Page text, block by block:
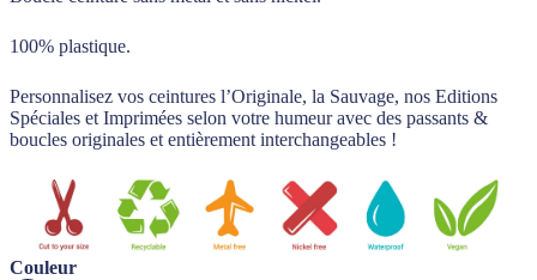
100% plastique.
Personnalisez vos ceintures l’Originale, la Sauvage, nos Editions
Spéciales et Imprimées selon votre humeur avec des passants &
boucles originales et entièrement interchangeables !
Couleur